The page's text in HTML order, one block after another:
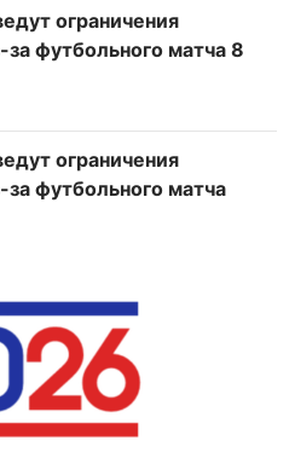
ограничения
футбольного матча 8
ограничения
футбольного матча